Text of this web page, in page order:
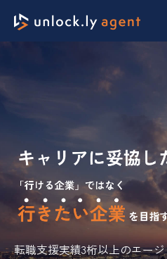
転職支援実績3桁以上のエー